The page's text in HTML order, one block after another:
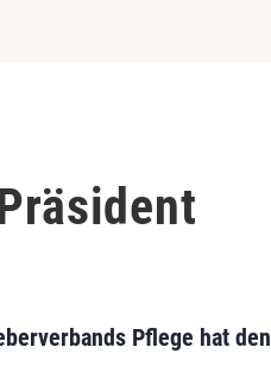
Pflege hat den